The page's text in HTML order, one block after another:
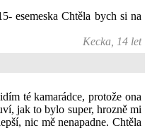
esemeska Chtěla bych si na
Kecka, 14 let
té kamarádce, protože ona
jak to bylo super, hrozně mi
nic mě nenapadne. Chtěla